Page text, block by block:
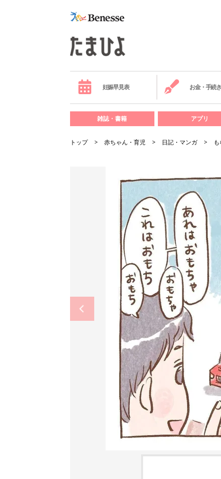
妊娠早見表 お金・手続き
雑誌・書籍 アプリ
トップ 赤ちゃん・育児 日記・マンガ